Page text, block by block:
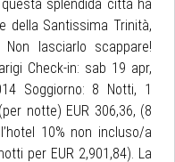
splendida città ha
della Santissima Trinità,
lasciarlo scappare!
Check-in: sab 19 apr,
Soggiorno: 8 Notti, 1
notte) EUR 306,36, (8
10% non incluso/a
per EUR 2,901,84). La